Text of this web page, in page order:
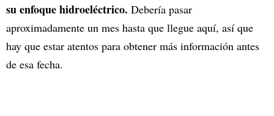
su enfoque hidroeléctrico. Debería pasar
aproximadamente un mes hasta que llegue aquí, así que
hay que estar atentos para obtener más información antes
de esa fecha.